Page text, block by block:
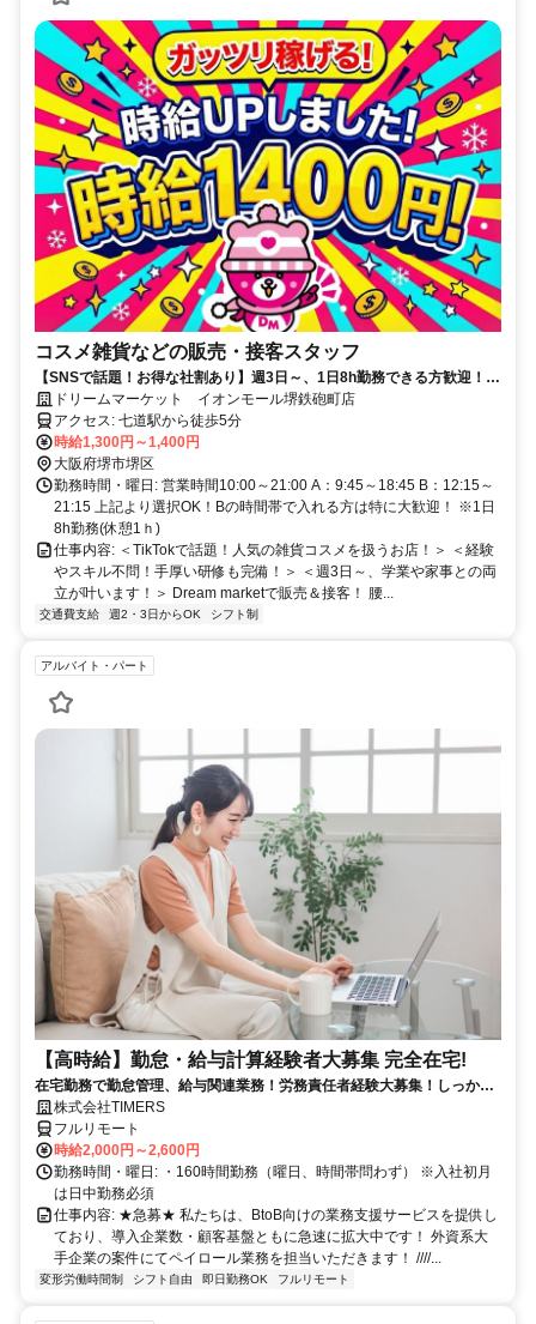
コスメ雑貨などの販売・接客スタッフ
【SNSで話題！お得な社割あり】週3日～、1日8h勤務できる方歓迎！服
装・髪色自由！ネイル・ピアスもOK！
ドリームマーケット イオンモール堺鉄砲町店
アクセス: 七道駅から徒歩5分
時給1,300円～1,400円
大阪府堺市堺区
勤務時間・曜日: 営業時間10:00～21:00 A：9:45～18:45 B：12:15～
21:15 上記より選択OK！Bの時間帯で入れる方は特に大歓迎！ ※1日
8h勤務(休憩1ｈ)
仕事内容: ＜TikTokで話題！人気の雑貨コスメを扱うお店！＞ ＜経験
やスキル不問！手厚い研修も完備！＞ ＜週3日～、学業や家事との両
立が叶います！＞ Dream marketで販売＆接客！ 腰...
交通費支給 週2・3日からOK シフト制
アルバイト・パート
【高時給】勤怠・給与計算経験者大募集 完全在宅!
在宅勤務で勤怠管理、給与関連業務！労務責任者経験大募集！しっかり
稼ぎたい方、注目！
株式会社TIMERS
フルリモート
時給2,000円～2,600円
勤務時間・曜日: ・160時間勤務（曜日、時間帯問わず） ※入社初月
は日中勤務必須
仕事内容: ★急募★ 私たちは、BtoB向けの業務支援サービスを提供し
ており、導入企業数・顧客基盤ともに急速に拡大中です！ 外資系大
手企業の案件にてペイロール業務を担当いただきます！ ////...
変形労働時間制 シフト自由 即日勤務OK フルリモート